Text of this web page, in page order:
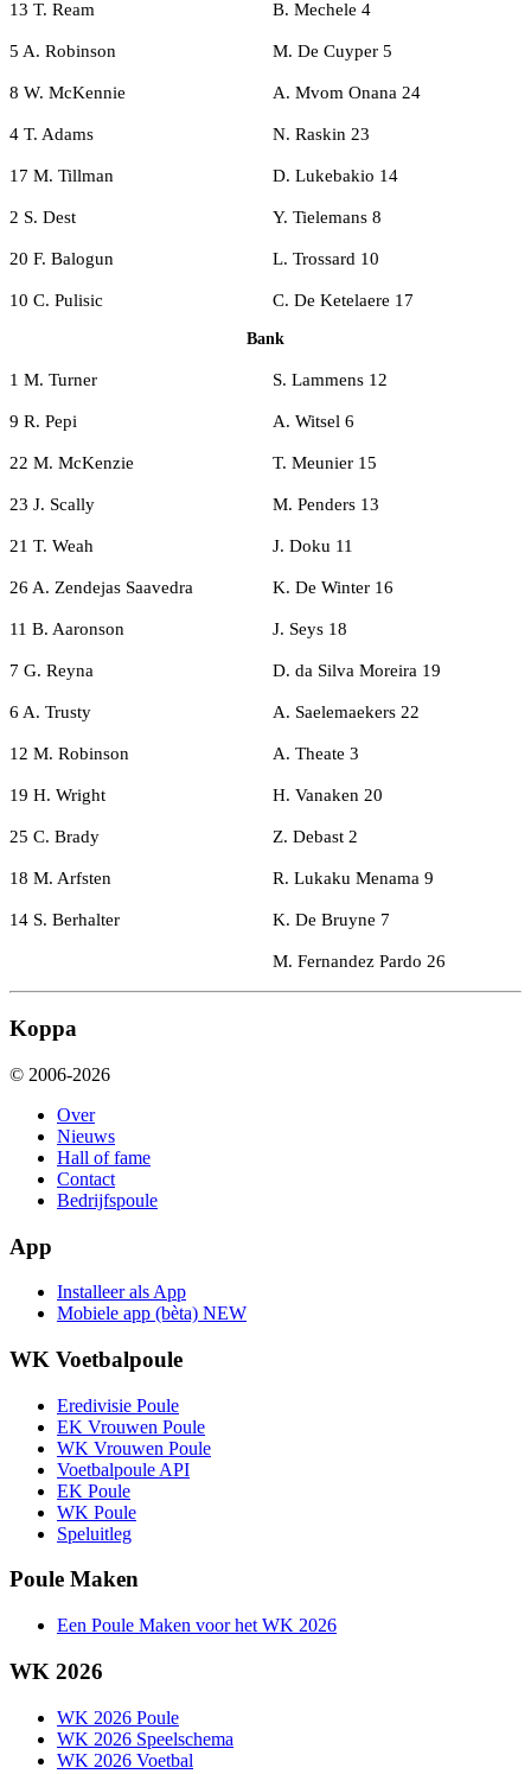
13 T. Ream B. Mechele 4
5 A. Robinson M. De Cuyper 5
8 W. McKennie A. Mvom Onana 24
4 T. Adams N. Raskin 23
17 M. Tillman D. Lukebakio 14
2 S. Dest Y. Tielemans 8
20 F. Balogun L. Trossard 10
10 C. Pulisic C. De Ketelaere 17
Bank
1 M. Turner S. Lammens 12
9 R. Pepi A. Witsel 6
22 M. McKenzie T. Meunier 15
23 J. Scally M. Penders 13
21 T. Weah J. Doku 11
26 A. Zendejas Saavedra K. De Winter 16
11 B. Aaronson J. Seys 18
7 G. Reyna D. da Silva Moreira 19
6 A. Trusty A. Saelemaekers 22
12 M. Robinson A. Theate 3
19 H. Wright H. Vanaken 20
25 C. Brady Z. Debast 2
18 M. Arfsten R. Lukaku Menama 9
14 S. Berhalter K. De Bruyne 7
M. Fernandez Pardo 26
Koppa
© 2006-2026
Over
Nieuws
Hall of fame
Contact
Bedrijfspoule
App
Installeer als App
Mobiele app (bèta) NEW
WK Voetbalpoule
Eredivisie Poule
EK Vrouwen Poule
WK Vrouwen Poule
Voetbalpoule API
EK Poule
WK Poule
Speluitleg
Poule Maken
Een Poule Maken voor het WK 2026
WK 2026
WK 2026 Poule
WK 2026 Speelschema
WK 2026 Voetbal